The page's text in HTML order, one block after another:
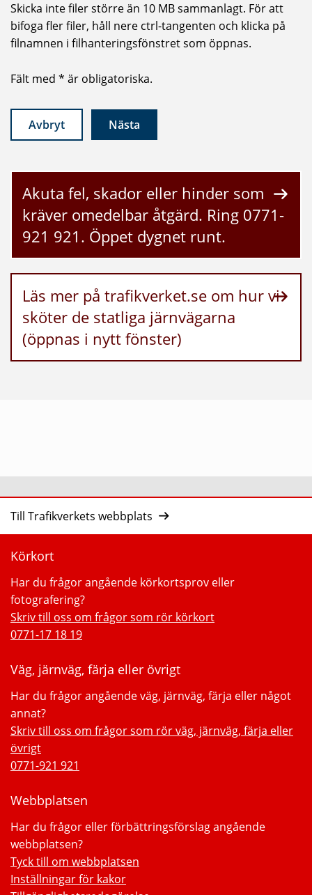
Skicka inte filer större än 10 MB sammanlagt. För att
bifoga fler filer, håll nere ctrl-tangenten och klicka på
filnamnen i filhanteringsfönstret som öppnas.
Fält med * är obligatoriska.
Avbryt Nästa
Akuta fel, skador eller hinder som
kräver omedelbar åtgärd. Ring 0771-
921 921. Öppet dygnet runt.
Läs mer på trafikverket.se om hur vi
sköter de statliga järnvägarna
(öppnas i nytt fönster)
Till Trafikverkets webbplats
Körkort
Har du frågor angående körkortsprov eller
fotografering?
Skriv till oss om frågor som rör körkort
0771-17 18 19
Väg, järnväg, färja eller övrigt
Har du frågor angående väg, järnväg, färja eller något
annat?
Skriv till oss om frågor som rör väg, järnväg, färja eller
övrigt
0771-921 921
Webbplatsen
Har du frågor eller förbättringsförslag angående
webbplatsen?
Tyck till om webbplatsen
Inställningar för kakor